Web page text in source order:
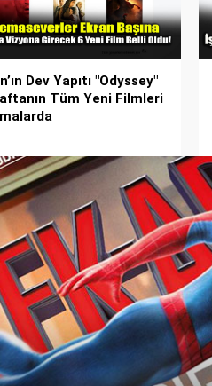
Dev Yapıtı "Odyssey"
Tüm Yeni Filmleri